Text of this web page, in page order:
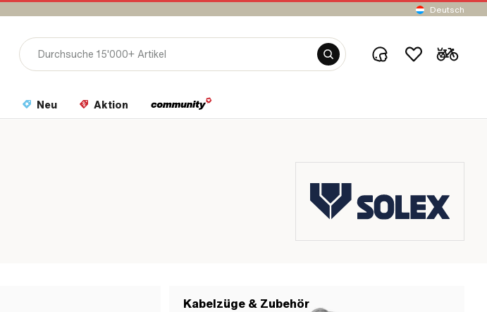
Deutsch
Neu Aktion
Kabelzüge & Zubehör